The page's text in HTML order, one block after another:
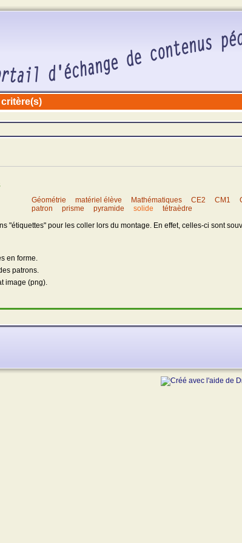
Géométrie matériel élève Mathématiques CE2 CM1
patron
prisme pyramide solide tétraèdre
"étiquettes" pour les coller lors du montage. En effet, celles-ci sont
en forme.
patrons.
image (png).